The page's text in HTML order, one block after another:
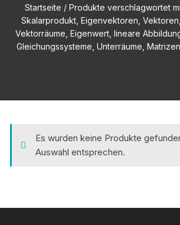
Startseite / Produkte verschlagwortet
Skalarprodukt, Eigenvektoren,
Vektorräume, Eigenwert, lineare
Gleichungssysteme, Unterräume,
Es wurden keine Produkte
Auswahl entsprechen.